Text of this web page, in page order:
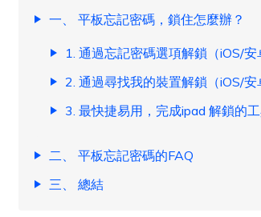
一、 平板忘記密碼，鎖住怎麼辦？
1. 通過忘記密碼選項解鎖（iOS/
2. 通過尋找我的裝置解鎖（iOS/
3. 最快捷易用，完成ipad 解鎖的
二、 平板忘記密碼的FAQ
三、 總結